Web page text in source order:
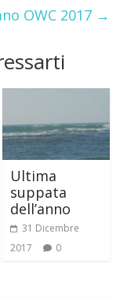
OWC 2017 →
Ultima
suppata
dell’anno
31 Dicembre
2017
0